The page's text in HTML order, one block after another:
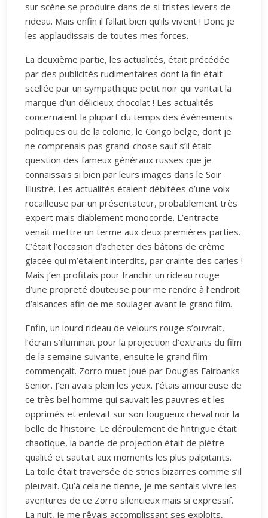
sur scène se produire dans de si tristes levers de
rideau. Mais enfin il fallait bien qu’ils vivent ! Donc je
les applaudissais de toutes mes forces.
La deuxième partie, les actualités, était précédée
par des publicités rudimentaires dont la fin était
scellée par un sympathique petit noir qui vantait la
marque d’un délicieux chocolat ! Les actualités
concernaient la plupart du temps des événements
politiques ou de la colonie, le Congo belge, dont je
ne comprenais pas grand-chose sauf s’il était
question des fameux généraux russes que je
connaissais si bien par leurs images dans le Soir
Illustré. Les actualités étaient débitées d’une voix
rocailleuse par un présentateur, probablement très
expert mais diablement monocorde. L’entracte
venait mettre un terme aux deux premières parties.
C’était l’occasion d’acheter des bâtons de crème
glacée qui m’étaient interdits, par crainte des caries !
Mais j’en profitais pour franchir un rideau rouge
d’une propreté douteuse pour me rendre à l’endroit
d’aisances afin de me soulager avant le grand film.
Enfin, un lourd rideau de velours rouge s’ouvrait,
l’écran s’illuminait pour la projection d’extraits du film
de la semaine suivante, ensuite le grand film
commençait. Zorro muet joué par Douglas Fairbanks
Senior. J’en avais plein les yeux. J’étais amoureuse de
ce très bel homme qui sauvait les pauvres et les
opprimés et enlevait sur son fougueux cheval noir la
belle de l’histoire. Le déroulement de l’intrigue était
chaotique, la bande de projection était de piètre
qualité et sautait aux moments les plus palpitants.
La toile était traversée de stries bizarres comme s’il
pleuvait. Qu’à cela ne tienne, je me sentais vivre les
aventures de ce Zorro silencieux mais si expressif.
La nuit, je me rêvais accomplissant ses exploits,